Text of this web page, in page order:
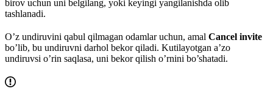
birov uchun uni belgilang, yoki keyingi yangilanishda olib
tashlanadi.
O’z undiruvini qabul qilmagan odamlar uchun, amal Cancel invite
bo’lib, bu undiruvni darhol bekor qiladi. Kutilayotgan a’zo
undiruvsi o’rin saqlasa, uni bekor qilish o’rnini bo’shatadi.